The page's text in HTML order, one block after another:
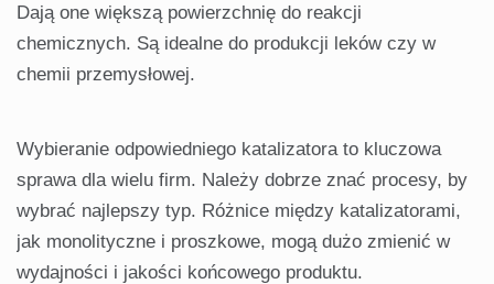
Dają one większą powierzchnię do reakcji
chemicznych. Są idealne do produkcji leków czy w
chemii przemysłowej.
Wybieranie odpowiedniego katalizatora to kluczowa
sprawa dla wielu firm. Należy dobrze znać procesy, by
wybrać najlepszy typ. Różnice między katalizatorami,
jak monolityczne i proszkowe, mogą dużo zmienić w
wydajności i jakości końcowego produktu.